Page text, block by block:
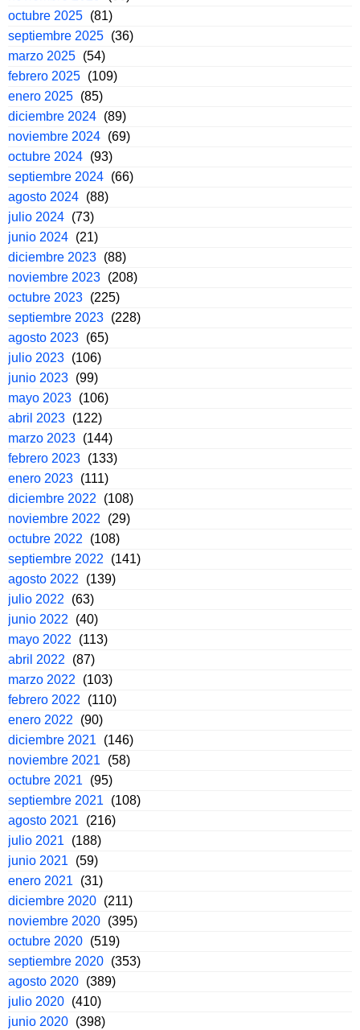
octubre 2025 (81)
septiembre 2025 (36)
marzo 2025 (54)
febrero 2025 (109)
enero 2025 (85)
diciembre 2024 (89)
noviembre 2024 (69)
octubre 2024 (93)
septiembre 2024 (66)
agosto 2024 (88)
julio 2024 (73)
junio 2024 (21)
diciembre 2023 (88)
noviembre 2023 (208)
octubre 2023 (225)
septiembre 2023 (228)
agosto 2023 (65)
julio 2023 (106)
junio 2023 (99)
mayo 2023 (106)
abril 2023 (122)
marzo 2023 (144)
febrero 2023 (133)
enero 2023 (111)
diciembre 2022
(108)
noviembre 2022
(29)
octubre 2022
(108)
septiembre 2022
(141)
agosto 2022
(139)
julio 2022
(63)
junio 2022
(40)
mayo 2022
(113)
abril 2022
(87)
marzo 2022
(103)
febrero 2022
(110)
enero 2022
(90)
diciembre 2021
(146)
noviembre 2021
(58)
octubre 2021
(95)
septiembre 2021
(108)
agosto 2021
(216)
julio 2021
(188)
junio 2021
(59)
enero 2021
(31)
diciembre 2020 (211)
noviembre 2020 (395)
octubre 2020 (519)
septiembre 2020 (353)
agosto 2020 (389)
julio 2020 (410)
junio 2020 (398)